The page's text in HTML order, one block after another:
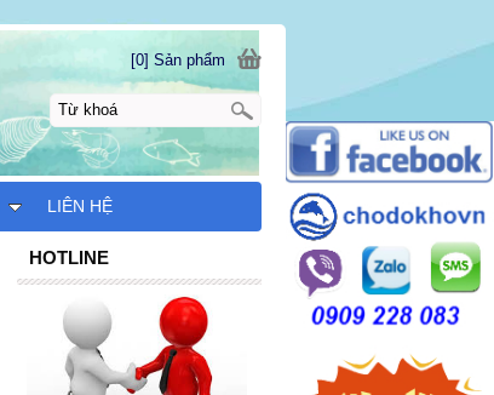
HOTLINE
[0] Sản phẩm
LIÊN HỆ